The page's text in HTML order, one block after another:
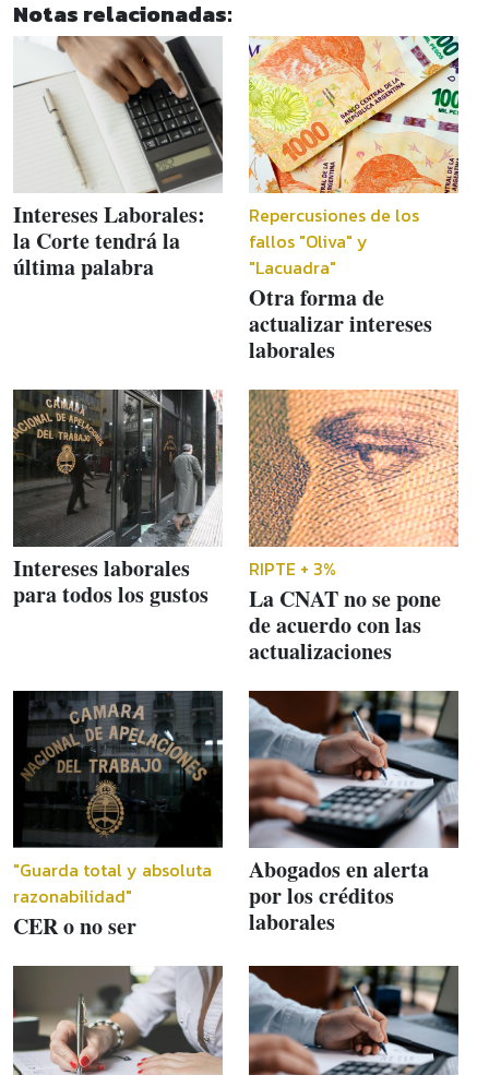
Notas relacionadas:
Intereses Laborales:
la Corte tendrá la
última palabra
Repercusiones de los
fallos "Oliva" y
"Lacuadra"
Otra forma de
actualizar intereses
laborales
Intereses laborales
para todos los gustos
RIPTE + 3%
La CNAT no se pone
de acuerdo con las
actualizaciones
"Guarda total y absoluta
razonabilidad"
CER o no ser
Abogados en alerta
por los créditos
laborales